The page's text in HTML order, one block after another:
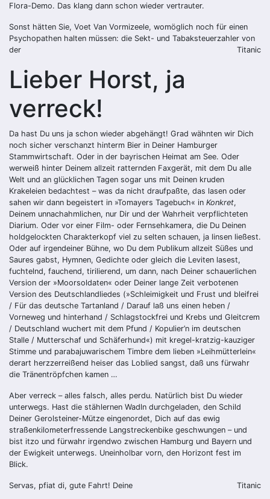
Flora-Demo. Das klang dann schon wieder vertrauter.
Sonst hätten Sie, Voet Van Vormizeele, womöglich noch für einen
Psychopathen halten müssen: die Sekt- und Tabaksteuerzahler von
der
Titanic
Lieber Horst, ja
verreck!
Da hast Du uns ja schon wieder abgehängt! Grad wähnten wir Dich
noch sicher verschanzt hinterm Bier in Deiner Hamburger
Stammwirtschaft. Oder in der bayrischen Heimat am See. Oder
werweiß hinter Deinem allzeit ratternden Faxgerät, mit dem Du alle
Welt und an glücklichen Tagen sogar uns mit Deinen kruden
Krakeleien bedachtest – was da nicht draufpaßte, das lasen oder
sahen wir dann begeistert in »Tomayers Tagebuch« in Konkret,
Deinem unnachahmlichen, nur Dir und der Wahrheit verpflichteten
Diarium. Oder vor einer Film- oder Fernsehkamera, die Du Deinen
holdgelockten Charakterkopf viel zu selten schauen, ja linsen ließest.
Oder auf irgendeiner Bühne, wo Du dem Publikum allzeit Süßes und
Saures gabst, Hymnen, Gedichte oder gleich die Leviten lasest,
fuchtelnd, fauchend, tirilierend, um dann, nach Deiner schauerlichen
Version der »Moorsoldaten« oder Deiner lange Zeit verbotenen
Version des Deutschlandliedes (»Schleimigkeit und Frust und bleifrei
/ Für das deutsche Tartanland / Darauf laß uns einen heben /
Vorneweg und hinterhand / Schlagstockfrei und Krebs und Gleitcrem
/ Deutschland wuchert mit dem Pfund / Kopulier’n im deutschen
Stalle / Mutterschaf und Schäferhund«) mit kregel-kratzig-kauziger
Stimme und parabajuwarischem Timbre dem lieben »Leihmütterlein«
derart herzzerreißend heiser das Loblied sangst, daß uns fürwahr
die Tränentröpfchen kamen …
Aber verreck – alles falsch, alles perdu. Natürlich bist Du wieder
unterwegs. Hast die stählernen Wadln durchgeladen, den Schild
Deiner Gerolsteiner-Mütze eingenordet, Dich auf das ewig
straßenkilometerfressende Langstreckenbike geschwungen – und
bist itzo und fürwahr irgendwo zwischen Hamburg und Bayern und
der Ewigkeit unterwegs. Uneinholbar vorn, den Horizont fest im
Blick.
Servas, pfiat di, gute Fahrt! Deine Titanic